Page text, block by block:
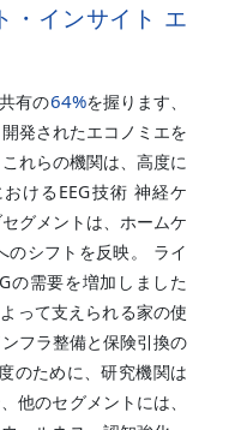
・インサイト エ
有の64%を握ります、
発されたエコノミエを
れらの機関は、高度に
けるEEG技術 神経ケ
グメントは、ホームケ
のシフトを反映。 ライ
の需要を増加しました
って支えられる家の使
フラ整備と保険引換の
のために、研究機関は
他のセグメントには、